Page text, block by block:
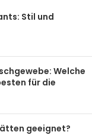
Stil und
Welche
für die
geeignet?